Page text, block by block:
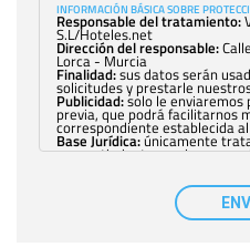
INFORMACIÓN BÁSICA SOBRE
Responsable del tratamiento:
S.L/Hoteles.net
Dirección del responsable:
Lorca - Murcia
Finalidad:sus datos serán
solicitudes y prestarle
Publicidad:solo le enviaremos
previa, que podrá facilitarnos
correspondiente establecida
Base Jurídica:únicamente
consentimiento previo, que
con carácter
nuestra entidad que esté
tener conocimiento de la
comunicarán datos a terceros.